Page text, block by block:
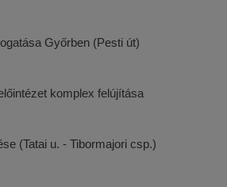
Győrben (Pesti út)
komplex felújítása
(Tatai u. - Tibormajori csp.)